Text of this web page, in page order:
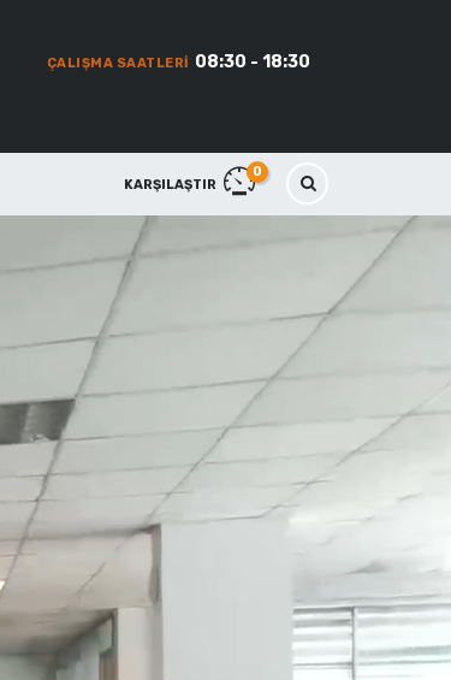
ÇALIŞMA SAATLERI 08:30 - 18:30
KARŞILAŞTIR
0